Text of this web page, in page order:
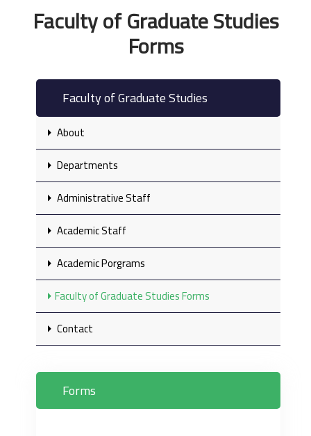
Faculty of Graduate Studies
Forms
Faculty of Graduate Studies
About
Departments
Administrative Staff
Academic Staff
Academic Porgrams
Faculty of Graduate Studies Forms
Contact
Forms